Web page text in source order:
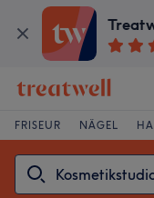
FRISEUR NÄGEL